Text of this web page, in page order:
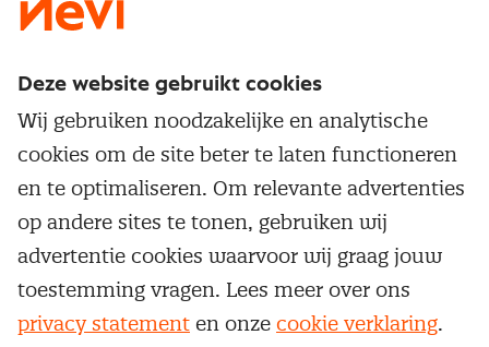
Service & contact
Over inkoop
Netwerk en communities
Aanmelden nieuwsbrief
Word lid van Nevi
Populaire thema's
Aanbesteden
Contractmanagement
Kostenmanagement
Onderhandelen
Opleidingen en trainingen
Trainingen
Opleidingen
Maatwerk
Cookievoorkeuren beherenOnzealgemene
Deze website gebruikt cookies
Wij gebruiken noodzakelijke en analytische
cookies om de site beter te laten functioneren
en te optimaliseren. Om relevante advertenties
op andere sites te tonen, gebruiken wij
advertentie cookies waarvoor wij graag jouw
toestemming vragen. Lees meer over ons
privacy statement en onze cookie verklaring.